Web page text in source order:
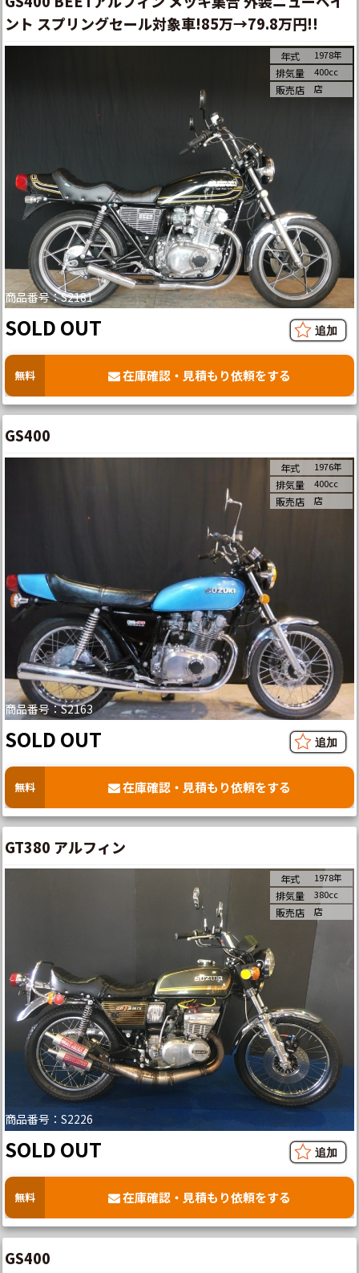
ント スプリングセール対象車!85万→79.8万円!!
商品番号：S2181
年式 1978年
排気量 400cc
販売店 店
SOLD OUT
無料 在庫確認・見積もり依頼をする
GS400
商品番号：S2163
年式 1976年
排気量 400cc
販売店 店
SOLD OUT
無料 在庫確認・見積もり依頼をする
GT380 アルフィン
商品番号：S2226
年式 1978年
排気量 380cc
販売店 店
SOLD OUT
無料 在庫確認・見積もり依頼をする
GS400